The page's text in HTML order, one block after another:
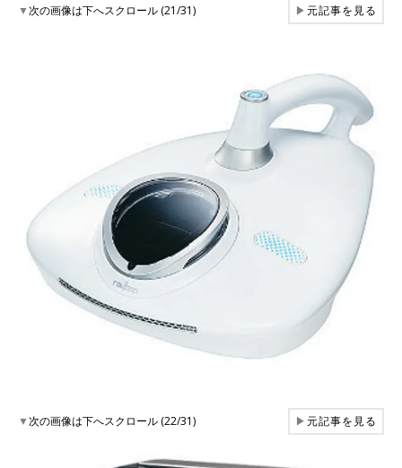
▼次の画像は下へスクロール (21/31) ▶元記事を見る
▼次の画像は下へスクロール (22/31) ▶元記事を見る